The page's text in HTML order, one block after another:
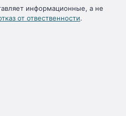
информационные, а не
от отвественности.